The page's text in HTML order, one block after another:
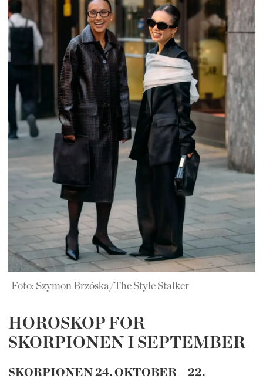
Foto: Szymon Brzóska/The Style Stalker
HOROSKOP FOR
SKORPIONEN I SEPTEMBER
SKORPIONEN 24. OKTOBER – 22.